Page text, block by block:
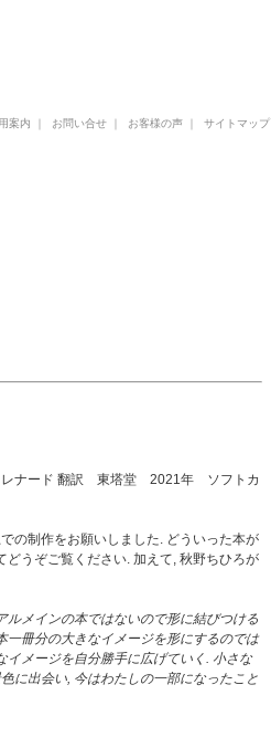
案内 お問い合せ お客様の声 サイトマップ
レナード 翻訳 東塔堂 2021年 ソフトカ
の制作をお願いしました. どういった本が
うぞご覧ください. 加えて, 秋野ちひろが
メインの本ではないので形に結びつける
一冊分の大きなイメージを形にするのでは
イメージを自分勝手に広げていく. 小さな
に出会い, 今はわたしの一部になったこと